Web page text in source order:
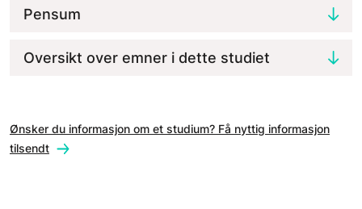
Pensum
Oversikt over emner i dette studiet
Ønsker du informasjon om et studium? Få nyttig informasjon
tilsendt